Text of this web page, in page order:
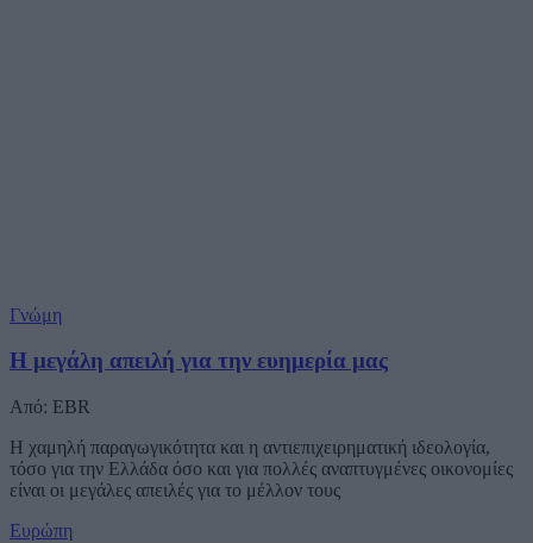
Γνώμη
Η μεγάλη απειλή για την ευημερία μας
Από: EBR
Η χαμηλή παραγωγικότητα και η αντιεπιχειρηματική ιδεολογία,
τόσο για την Ελλάδα όσο και για πολλές αναπτυγμένες οικονομίες
είναι οι μεγάλες απειλές για το μέλλον τους
Ευρώπη